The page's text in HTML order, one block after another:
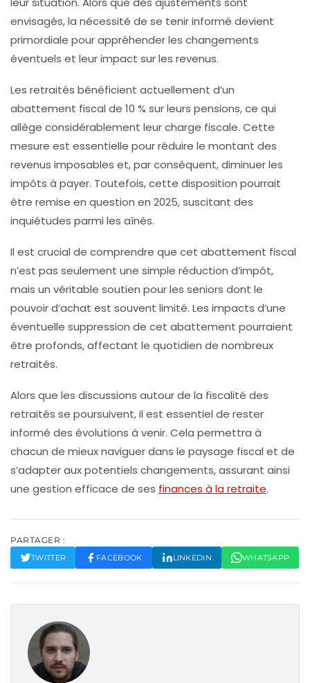
envisagés, la nécessité de se tenir informé devient
primordiale pour appréhender les changements
éventuels et leur impact sur les revenus.
Les retraités bénéficient actuellement d’un
abattement fiscal de 10 % sur leurs pensions, ce qui
allège considérablement leurcharge fiscale. Cette
mesure est essentielle pour réduire le montant des
revenus imposables et, par conséquent, diminuer les
impôts à payer. Toutefois, cette disposition pourrait
être remise en question en 2025, suscitant des
inquiétudes parmi les aînés.
Il est crucial de comprendre que cet abattement fiscal
n’est pas seulement une simple réduction d’impôt,
mais un véritable soutien pour les seniors dont le
pouvoir d’achat est souvent limité. Les impacts d’une
éventuelle suppression de cet abattement pourraient
être profonds, affectant le quotidien de nombreux
retraités.
Alors que les discussions autour de la fiscalité des
retraités se poursuivent, il est essentiel de rester
informé des évolutions à venir. Cela permettra à
chacun de mieux naviguer dans le paysage fiscal et de
s’adapter aux potentiels changements, assurant ainsi
une gestion efficace de ses finances à la retraite.
PARTAGER :
TWITTER FACEBOOK LINKEDIN WHATSAPP